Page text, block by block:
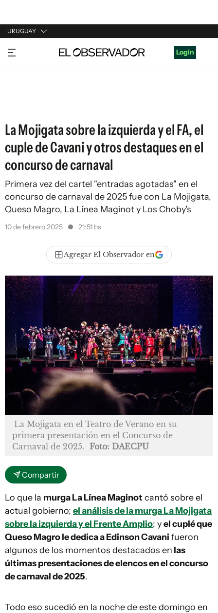
URUGUAY
URUGUAY
ARGENTINA
Login
La Mojigata sobre la izquierda y el FA, el
cuple de Cavani y otros destaques en el
concurso de carnaval
Primera vez del cartel "entradas agotadas" en el
concurso de carnaval de 2025 fue con La Mojigata,
Queso Magro, La Línea Maginot y Los Choby's
10 de febrero 2025 21:51 hs
Agregar El Observador en
La Mojigata en el Teatro de Verano en su
primera presentación en el Concurso de
Carnaval de 2025.
Foto: DAECPU
Compartir
Lo que la murga La Línea Maginot cantó sobre el
actual gobierno; el análisis de la murga La Mojigata
sobre la izquierda y el Frente Amplio; yel cuplé que
Queso Magro le dedica a Edinson Cavani fueron
algunos de los momentos destacados en las
últimas presentaciones de elencos en el concurso
de carnaval de 2025.
Todo eso sucedió en la noche de este domingo en